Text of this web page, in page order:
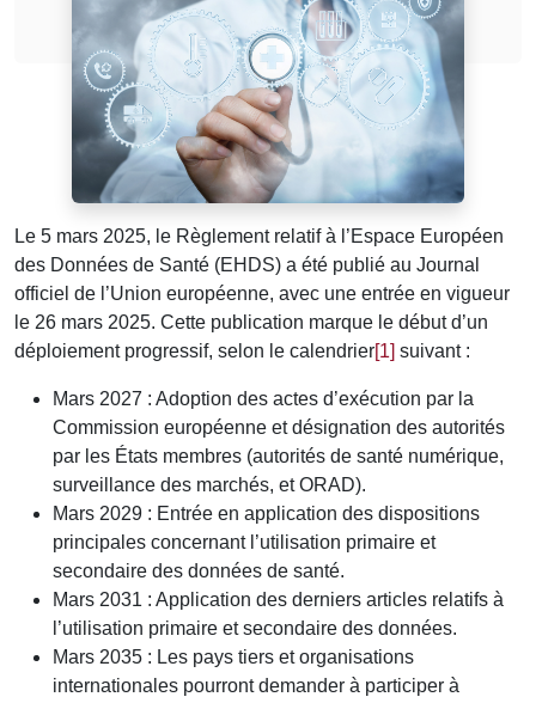
Le 5 mars 2025, le Règlement relatif à l’Espace Européen
des Données de Santé (EHDS) a été publié au Journal
officiel de l’Union européenne, avec une entrée en vigueur
le 26 mars 2025. Cette publication marque le début d’un
déploiement progressif, selon le calendrier[1] suivant :
Mars 2027 : Adoption des actes d’exécution par la
Commission européenne et désignation des autorités
par les États membres (autorités de santé numérique,
surveillance des marchés, et ORAD).
Mars 2029 : Entrée en application des dispositions
principales concernant l’utilisation primaire et
secondaire des données de santé.
Mars 2031 : Application des derniers articles relatifs à
l’utilisation primaire et secondaire des données.
Mars 2035 : Les pays tiers et organisations
internationales pourront demander à participer à